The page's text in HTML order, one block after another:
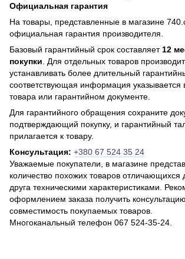
Официальная гарантия
На товары, представленные в магазине
официальная гарантия производителя.
Базовый гарантийный срок составляет 12
покупки . Для отдельных товаров
устанавливать более длительный
соответствующая информация указывается
товара или гарантийном документе.
Для гарантийного обращения сохраните
подтверждающий покупку, и гарантийный
прилагается к товару.
Консультация: +380 67 524 35 24
Уважаемые покупатели, в магазине
количество похожих товаров отличающихся
друга техническими характеристиками.
оформлением заказа получить
совместимость покупаемых товаров.
Многоканальный телефон 067 524-35-24.